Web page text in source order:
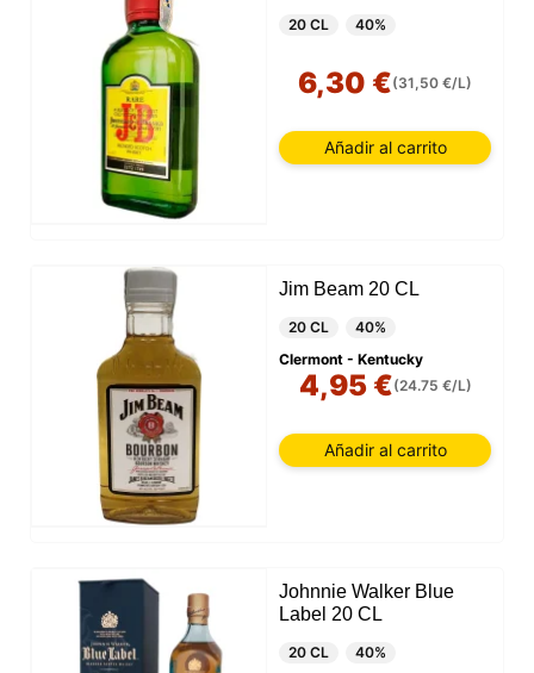
20 CL 40%
6,30 €(31,50 €/L)
Añadir al carrito
Jim Beam 20 CL
20 CL
40%
Clermont - Kentucky
4,95 €(24.75 €/L)
Añadir al carrito
Johnnie Walker Blue
Label 20 CL
20 CL
40%